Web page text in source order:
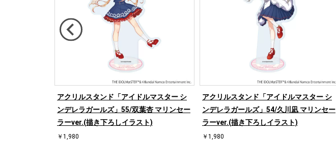
アクリルスタンド「アイドルマスター シ
ンデレラガールズ」55/双葉杏 マリンセー
ラーver.(描き下ろしイラスト)
￥1,980
アクリルスタンド「アイドルマスター シ
ンデレラガールズ」54/久川凪 マリンセー
ラーver.(描き下ろしイラスト)
￥1,980